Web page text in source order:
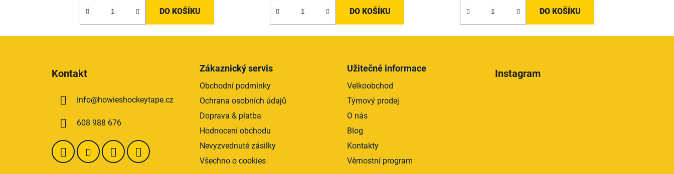
DO KOŠÍKU DO KOŠÍKU DO KOŠÍKU
Kontakt
info@howieshockeytape.cz
608 988 676
Zákaznický servis
Obchodní podmínky
Ochrana osobních údajů
Doprava & platba
Hodnocení obchodu
Nevyzvednuté zásilky
Všechno o cookies
Užitečné informace
Velkoobchod
Týmový prodej
O nás
Blog
Kontakty
Věrnostní program
Instagram